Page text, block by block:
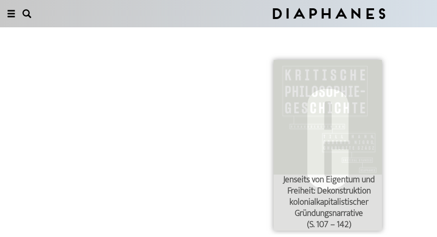
Diaphanes
Jenseits von Eigentum und
Freiheit: Dekonstruktion
kolonialkapitalistischer
Gründungsnarrative
(S. 107 – 142)